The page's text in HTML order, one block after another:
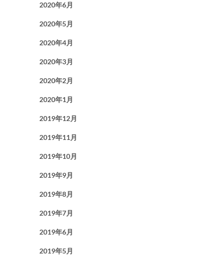
2020年6月
2020年5月
2020年4月
2020年3月
2020年2月
2020年1月
2019年12月
2019年11月
2019年10月
2019年9月
2019年8月
2019年7月
2019年6月
2019年5月